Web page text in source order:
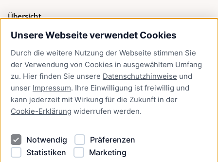
Unsere Webseite verwendet Cookies
Durch die weitere Nutzung der Webseite stimmen Sie
der Verwendung von Cookies in ausgewähltem Umfang
zu. Hier finden Sie unsere Datenschutzhinweise und
unser Impressum. Ihre Einwilligung ist freiwillig und
kann jederzeit mit Wirkung für die Zukunft in der
Cookie-Erklärung widerrufen werden.
Notwendig
Präferenzen
Statistiken
Marketing
Übersicht
Bürgerservice
Presse
Newsletter Lübeck:kompakt
Kontakt
Kontakt
Datenschutzhinweise
Barrierefreiheit